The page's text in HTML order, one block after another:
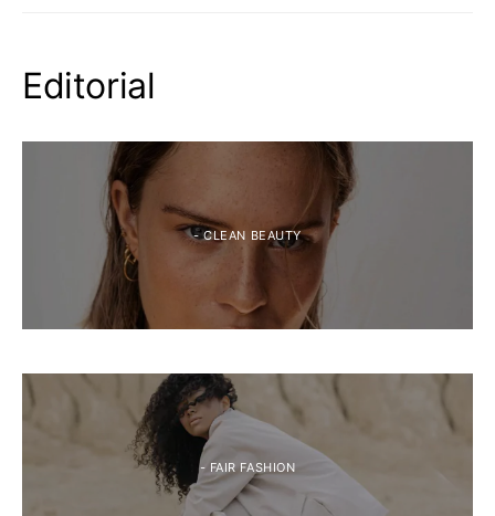
Editorial
- CLEAN BEAUTY
- FAIR FASHION